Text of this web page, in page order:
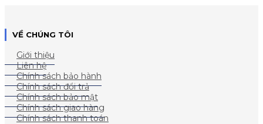
VỀ CHÚNG TÔI
Giới thiệu
Liên hệ
Chính sách bảo hành
Chính sách đổi trả
Chính sách bảo mật
Chính sách giao hàng
Chính sách thanh toán